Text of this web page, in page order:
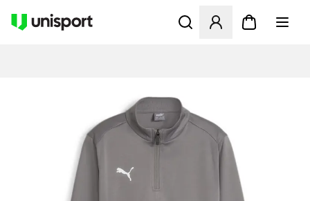
Åbner en Modal til at